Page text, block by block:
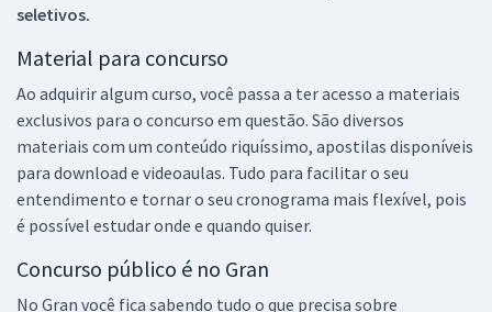
seletivos.
Material para concurso
Ao adquirir algum curso, você passa a ter acesso a materiais
exclusivos para o concurso em questão. São diversos
materiais com um conteúdo riquíssimo, apostilas disponíveis
para download e videoaulas. Tudo para facilitar o seu
entendimento e tornar o seu cronograma mais flexível, pois
é possível estudar onde e quando quiser.
Concurso público é no Gran
No Gran você fica sabendo tudo o que precisa sobre